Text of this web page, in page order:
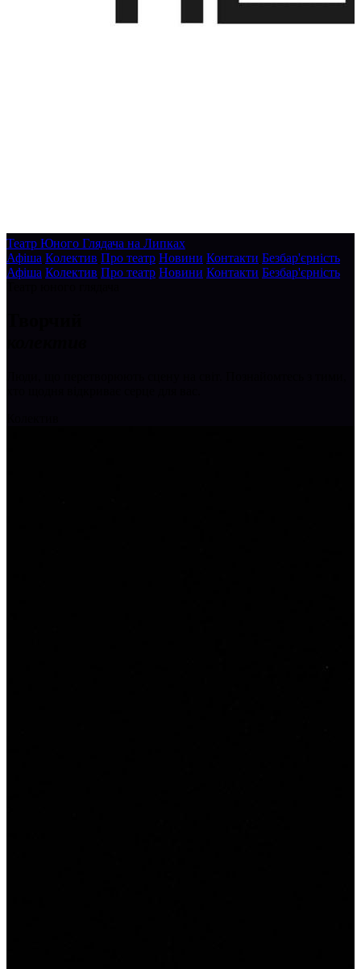
Театр Юного Глядача на Липках
Афіша Колектив Про театр Новини Контакти Безбар'єрність
Афіша Колектив Про театр Новини Контакти Безбар'єрність